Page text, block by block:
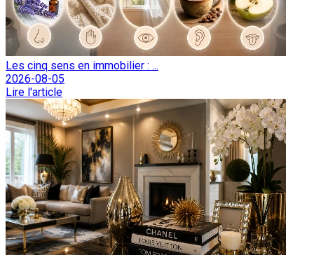
Les cinq sens en immobilier : ...
2026-08-05
Lire l'article